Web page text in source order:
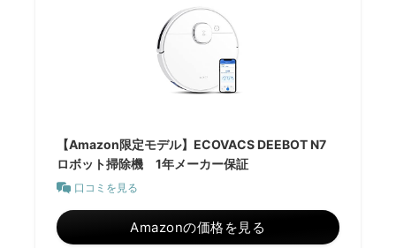
【Amazon限定モデル】ECOVACS DEEBOT N7
ロボット掃除機 1年メーカー保証
口コミを見る
Amazonの価格を見る